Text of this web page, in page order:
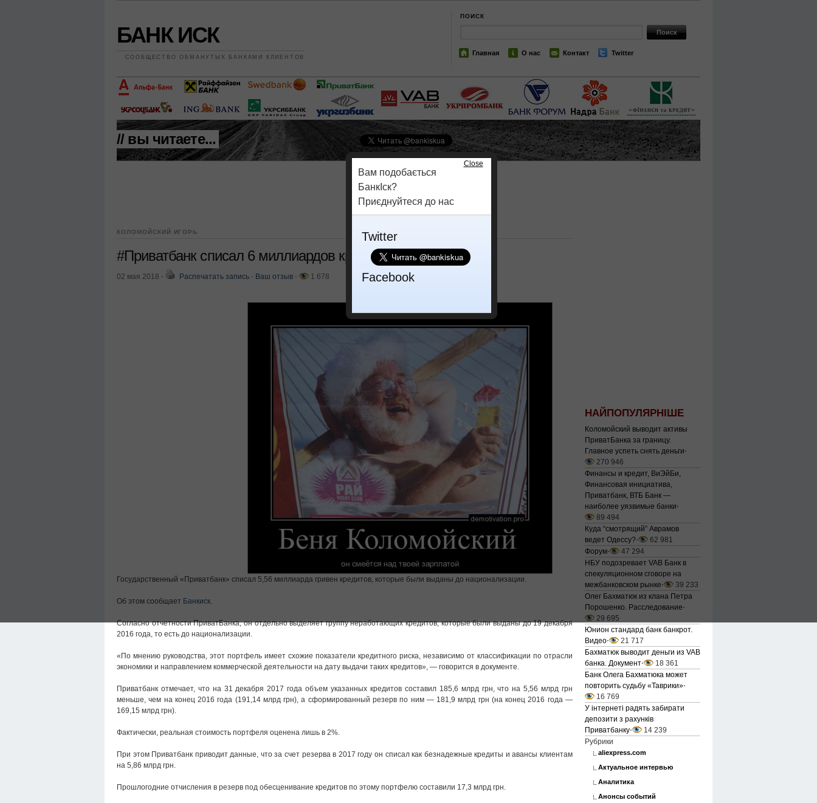
БАНК ИСК
СООБЩЕСТВО ОБМАНУТЫХ БАНКАМИ КЛИЕНТОВ
ПОИСК
Главная О нас Контакт Twitter
// вы читаете...
КОЛОМОЙСКИЙ ИГОРЬ
#Приватбанк списал 6 миллиардов кредитов Коломойского
02 мая 2018 ⋅ Распечатать запись ⋅ Ваш отзыв ⋅ 1 678
Государственный «Приватбанк» списал 5,56 миллиарда гривен кредитов, которые были выданы до национализации.
Об этом сообщает Банкиск.
Согласно отчетности ПриватБанка, он отдельно выделяет группу неработающих кредитов, которые были выданы до 19 декабря
2016 года, то есть до национализации.
«По мнению руководства, этот портфель имеет схожие показатели кредитного риска, независимо от классификации по отрасли
экономики и направлением коммерческой деятельности на дату выдачи таких кредитов», — говорится в документе.
Приватбанк отмечает, что на 31 декабря 2017 года объем указанных кредитов составил 185,6 млрд грн, что на 5,56 млрд грн
меньше, чем на конец 2016 года (191,14 млрд грн), а сформированный резерв по ним — 181,9 млрд грн (на конец 2016 года —
169,15 млрд грн).
Фактически, реальная стоимость портфеля оценена лишь в 2%.
При этом Приватбанк приводит данные, что за счет резерва в 2017 году он списал как безнадежные кредиты и авансы клиентам
на 5,86 млрд грн.
Прошлогодние отчисления в резерв под обесценивание кредитов по этому портфелю составили 17,3 млрд грн.
НАЙПОПУЛЯРНІШЕ
Коломойский выводит активы
ПриватБанка за границу.
Главное успеть снять деньги⋅
270 946
Финансы и кредит, ВиЭйБи,
Финансовая инициатива,
Приватбанк, ВТБ Банк —
наиболее уязвимые банки⋅
89 494
Куда “смотрящий” Аврамов
ведет Одессу?⋅
62 981
Форум⋅
47 294
НБУ подозревает VAB Банк в
спекуляционном сговоре на
межбанковском рынке⋅
39 233
Олег Бахматюк из клана Петра
Порошенко. Расследование⋅
29 695
Юнион стандард банк банкрот.
Видео⋅
21 717
Бахматюк выводит деньги из VAB
банка. Документ⋅
18 361
Банк Олега Бахматюка может
повторить судьбу «Таврики»⋅
16 769
У інтернеті радять забирати
депозити з рахунків
Приватбанку⋅
14 239
Рубрики
aliexpress.com
Актуальное интервью
Аналитика
Анонсы событий
Close
Вам подобається
БанкІск?
Приєднуйтеся до нас
Twitter
Facebook